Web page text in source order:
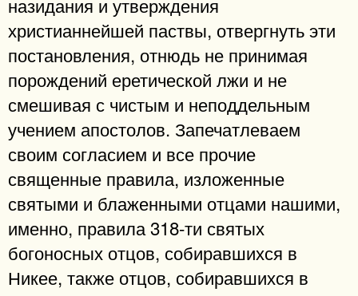
христианнейшей паствы, отвергнуть эти
постановления, отнюдь не принимая
порождений еретической лжи и не
смешивая с чистым и неподдельным
учением апостолов. Запечатлеваем
своим согласием и все прочие
священные правила, изложенные
святыми и блаженными отцами нашими,
именно, правила 318-ти святых
богоносных отцов, собиравшихся в
Никее, также отцов, собиравшихся в